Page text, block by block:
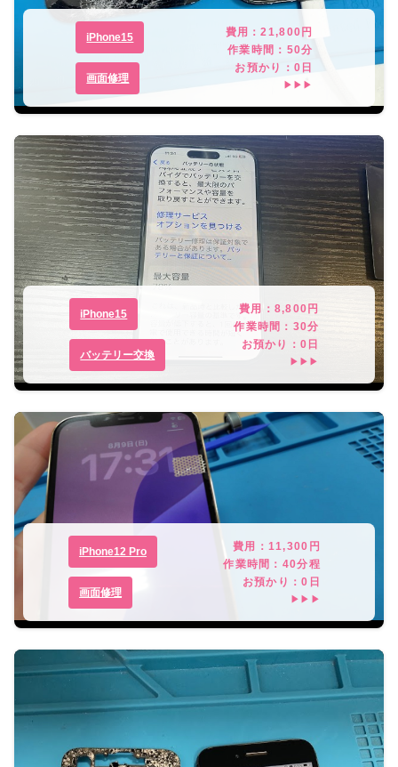
iPhone15
画面修理
費用：21,800 円
作業時間： 50分
お預かり： 0 日
▶▶▶
iPhone15
バッテリー交換
費用： 8,800 円
作業時間： 30分
お預かり：0 日
▶▶▶
iPhone12 Pro
画面修理
費用： 11,300 円
作業時間： 40分程
お預かり：0 日
▶▶▶